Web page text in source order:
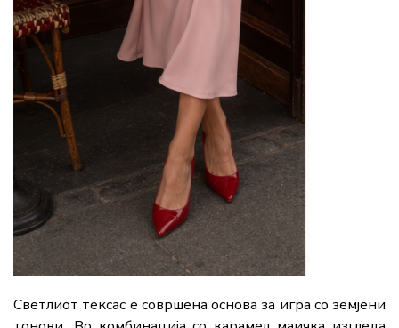
Светлиот тексас е совршена основа за игра со земјени